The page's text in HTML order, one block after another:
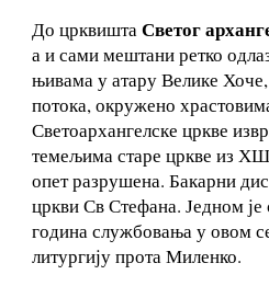
До црквиштаСветог
а и сами мештани ретко
њивама у атару Велике
потока, окружено
Светоархангелске цркве
темељима старе цркве из ХШ
опет разрушена. Бакарни
цркви Св Стефана. Једном је
година службовања у овом
литургију прота Миленко.